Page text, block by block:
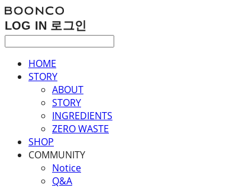
LOG IN 로그인
HOME
STORY
ABOUT
STORY
INGREDIENTS
ZERO WASTE
SHOP
COMMUNITY
Notice
Q&A